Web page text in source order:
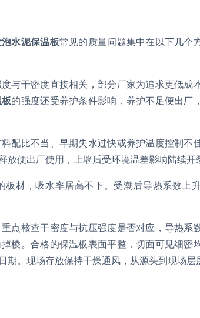
水泥保温板常见的质量问题集中在以下几个
与干密度直接相关，部分厂家为追求更低成
的强度还受养护条件影响，养护不足便出厂
配比不当、早期失水过快或养护温度控制不
便出厂使用，上墙后受环境温差影响陆续开
材，吸水率居高不下。受潮后导热系数上
点核查干密度与抗压强度是否对应，导热系
棱。合格的保温板表面平整，切面可见细密
。现场存放保持干燥通风，从源头到现场层